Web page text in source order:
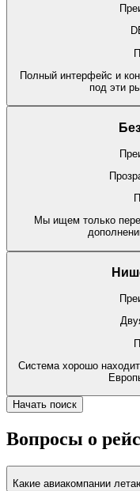
Полный интерфейс и
под эти
Мы ищем только
Система хорошо
Начать поиск
Вопросы о
Какие авиакомпании